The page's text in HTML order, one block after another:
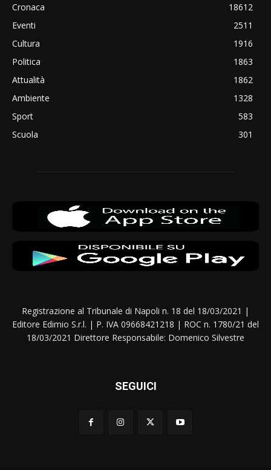
Cronaca
18612
Eventi
2511
Cultura
1916
Politica
1863
Attualità
1862
Ambiente
1328
Sport
583
Scuola
301
Registrazione al Tribunale di Napoli n. 18 del 18/03/2021 |
Editore Edimio S.r.l. | P. IVA 09668421218 | ROC n. 1780/21 del
18/03/2021 Direttore Responsabile: Domenico Silvestre
SEGUICI